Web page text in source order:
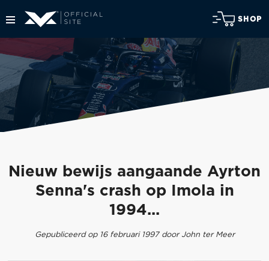
SHOP
Nieuw bewijs aangaande Ayrton
Senna's crash op Imola in
1994...
Gepubliceerd op 16 februari 1997 door John ter Meer